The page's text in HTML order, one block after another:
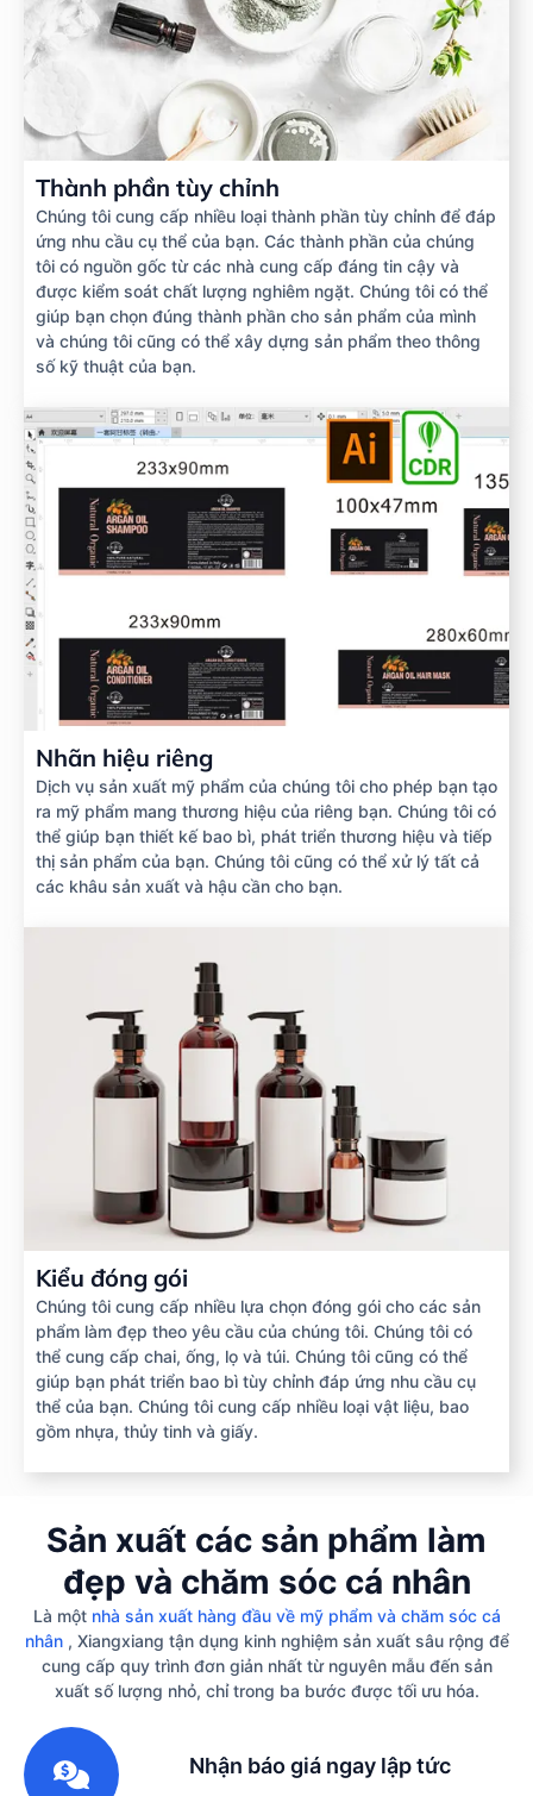
Thành phần tùy chỉnh
Chúng tôi cung cấp nhiều loại thành phần tùy chỉnh để đáp
ứng nhu cầu cụ thể của bạn. Các thành phần của chúng
tôi có nguồn gốc từ các nhà cung cấp đáng tin cậy và
được kiểm soát chất lượng nghiêm ngặt. Chúng tôi có thể
giúp bạn chọn đúng thành phần cho sản phẩm của mình
và chúng tôi cũng có thể xây dựng sản phẩm theo thông
số kỹ thuật của bạn.
Nhãn hiệu riêng
Dịch vụ sản xuất mỹ phẩm của chúng tôi cho phép bạn tạo
ra mỹ phẩm mang thương hiệu của riêng bạn. Chúng tôi có
thể giúp bạn thiết kế bao bì, phát triển thương hiệu và tiếp
thị sản phẩm của bạn. Chúng tôi cũng có thể xử lý tất cả
các khâu sản xuất và hậu cần cho bạn.
Kiểu đóng gói
Chúng tôi cung cấp nhiều lựa chọn đóng gói cho các sản
phẩm làm đẹp theo yêu cầu của chúng tôi. Chúng tôi có
thể cung cấp chai, ống, lọ và túi. Chúng tôi cũng có thể
giúp bạn phát triển bao bì tùy chỉnh đáp ứng nhu cầu cụ
thể của bạn. Chúng tôi cung cấp nhiều loại vật liệu, bao
gồm nhựa, thủy tinh và giấy.
Sản xuất các sản phẩm làm
đẹp và chăm sóc cá nhân
Là một nhà sản xuất hàng đầu về mỹ phẩm và chăm sóc cá
nhân, Xiangxiang tận dụng kinh nghiệm sản xuất sâu rộng để
cung cấp quy trình đơn giản nhất từ ​​nguyên mẫu đến sản
xuất số lượng nhỏ, chỉ trong ba bước được tối ưu hóa.
Nhận báo giá ngay lập tức